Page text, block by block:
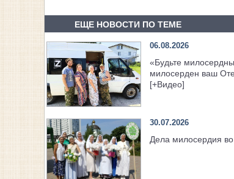
ЕЩЕ НОВОСТИ ПО ТЕМЕ
06.08.2026
«Будьте
милосерден ваш
[+Видео]
30.07.2026
Дела милосердия